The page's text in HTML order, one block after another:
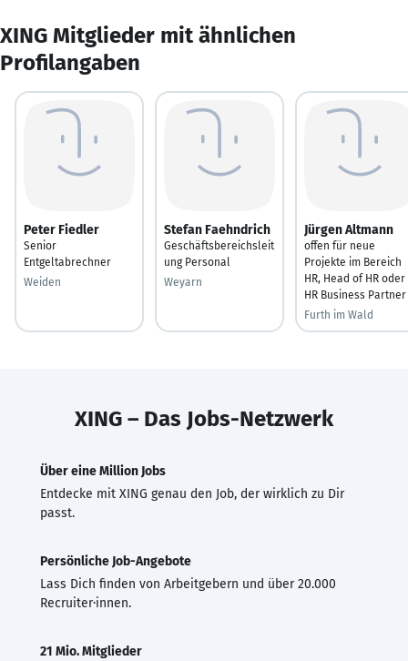
XING Mitglieder mit ähnlichen
Profilangaben
Peter Fiedler
Senior
Entgeltabrechner
Weiden
Stefan Faehndrich
Geschäftsbereichsleit
ung Personal
Weyarn
Jürgen Altmann
offen für neue
Projekte im Bereich
HR, Head of HR oder
HR Business Partner
Furth im Wald
XING – Das Jobs-Netzwerk
Über eine Million Jobs
Entdecke mit XING genau den Job, der wirklich zu Dir
passt.
Persönliche Job-Angebote
Lass Dich finden von Arbeitgebern und über 20.000
Recruiter·innen.
21 Mio. Mitglieder